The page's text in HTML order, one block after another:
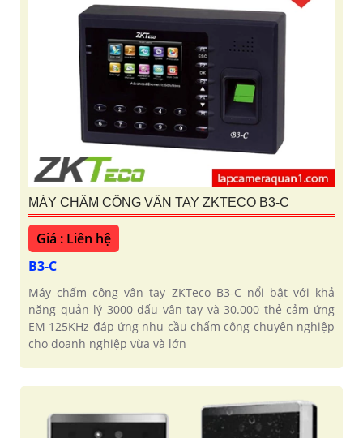
MÁY CHẤM CÔNG VÂN TAY ZKTECO B3-C
Giá : Liên hệ
B3-C
Máy chấm công vân tay ZKTeco B3-C nổi bật với khả
năng quản lý 3000 dấu vân tay và 30.000 thẻ cảm ứng
EM 125KHz đáp ứng nhu cầu chấm công chuyên nghiệp
cho doanh nghiệp vừa và lớn